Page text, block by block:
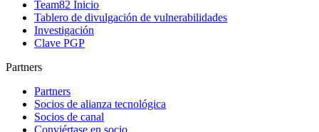
Team82 Inicio
Tablero de divulgación de vulnerabilidades
Investigación
Clave PGP
Partners
Partners
Socios de alianza tecnológica
Socios de canal
Conviértase en socio